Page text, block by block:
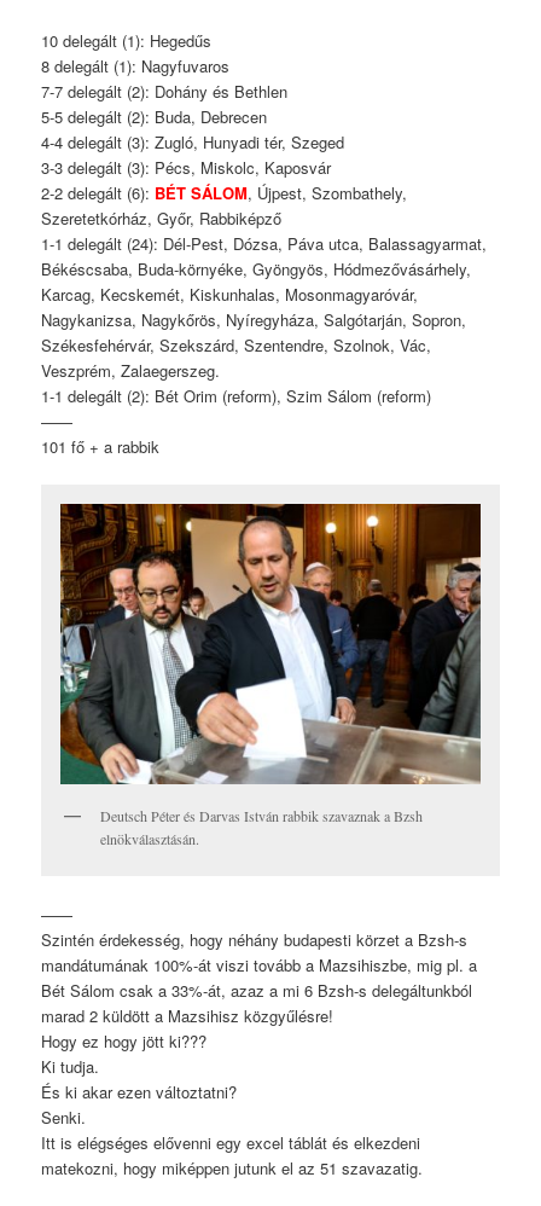
10 delegált (1): Hegedűs
8 delegált (1): Nagyfuvaros
7-7 delegált (2): Dohány és Bethlen
5-5 delegált (2): Buda, Debrecen
4-4 delegált (3): Zugló, Hunyadi tér, Szeged
3-3 delegált (3): Pécs, Miskolc, Kaposvár
2-2 delegált (6): BÉT SÁLOM, Újpest, Szombathely,
Szeretetkórház, Győr, Rabbiképző
1-1 delegált (24): Dél-Pest, Dózsa, Páva utca, Balassagyarmat,
Békéscsaba, Buda-környéke, Gyöngyös, Hódmezővásárhely,
Karcag, Kecskemét, Kiskunhalas, Mosonmagyaróvár,
Nagykanizsa, Nagykőrös, Nyíregyháza, Salgótarján, Sopron,
Székesfehérvár, Szekszárd, Szentendre, Szolnok, Vác,
Veszprém, Zalaegerszeg.
1-1 delegált (2): Bét Orim (reform), Szim Sálom (reform)
——
101 fő + a rabbik
Deutsch Péter és Darvas István rabbik szavaznak a Bzsh
elnökválasztásán.
——
Szintén érdekesség, hogy néhány budapesti körzet a Bzsh-s
mandátumának 100%-át viszi tovább a Mazsihiszbe, mig pl. a
Bét Sálom csak a 33%-át, azaz a mi 6 Bzsh-s delegáltunkból
marad 2 küldött a Mazsihisz közgyűlésre!
Hogy ez hogy jött ki???
Ki tudja.
És ki akar ezen változtatni?
Senki.
Itt is elégséges elővenni egy excel táblát és elkezdeni
matekozni, hogy miképpen jutunk el az 51 szavazatig.